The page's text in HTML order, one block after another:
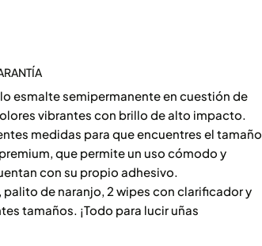
esmalte semipermanente en cuestión de
vibrantes con brillo de alto impacto.
medidas para que encuentres el tamaño
que permite un uso cómodo y
con su propio adhesivo.
palito de naranjo, 2 wipes con clarificador y
tamaños. ¡Todo para lucir uñas